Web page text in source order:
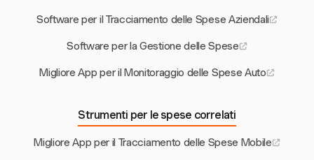
Software per il Tracciamento delle Spese Aziendali
Software per la Gestione delle Spese
Migliore App per il Monitoraggio delle Spese Auto
Strumenti per le spese correlati
Migliore App per il Tracciamento delle Spese Mobile